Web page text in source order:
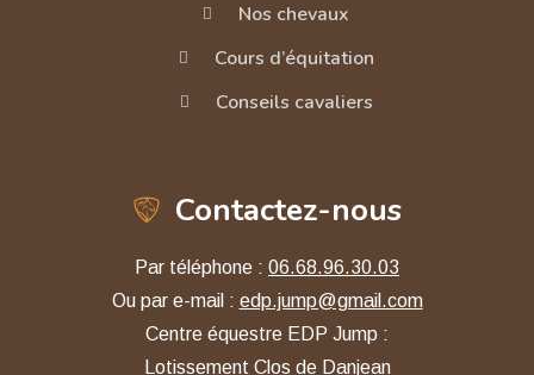
Nos chevaux
Cours d’équitation
Conseils cavaliers
Contactez-nous
Par téléphone : 06.68.96.30.03
Ou par e-mail : edp.jump@gmail.com
Centre équestre EDP Jump :
Lotissement Clos de Danjean